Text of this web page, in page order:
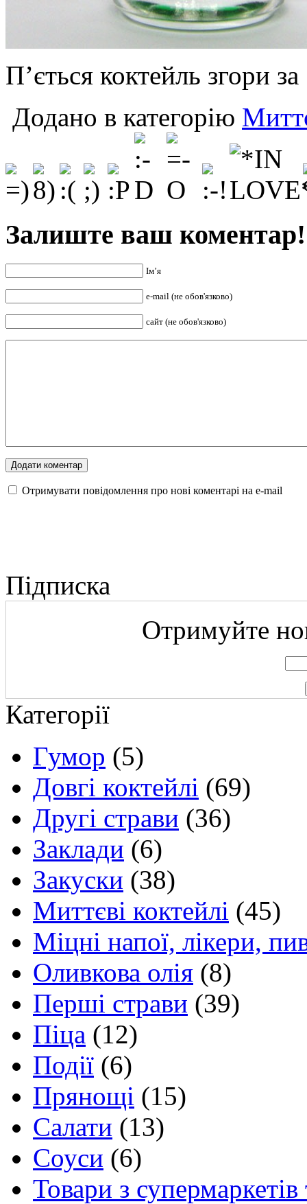
П’ється коктейль згори
Додано в категорію
Залиште ваш коментар!
Ім’я
e-mail (не обов'язково)
сайт (не обов'язково)
Отримувати повідомлення про нові коментарі на е-mail
Підписка
Отримуйте
Категорії
Гумор (5)
Довгі коктейлі (69)
Другі страви (36)
Заклади (6)
Закуски (38)
Миттєві коктейлі (45)
Міцні напої, лікери,
Оливкова олія (8)
Перші страви (39)
Піца (12)
Події (6)
Прянощі (15)
Салати (13)
Соуси (6)
Товари з супермаркетів